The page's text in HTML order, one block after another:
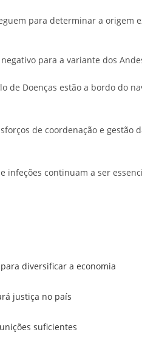
para determinar a origem
para a variante dos
de Doenças estão a bordo do
de coordenação e
continuam a ser
diversificar a economia
justiça no país
suficientes